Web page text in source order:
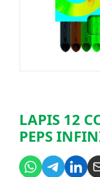
LAPIS 12
PEPS